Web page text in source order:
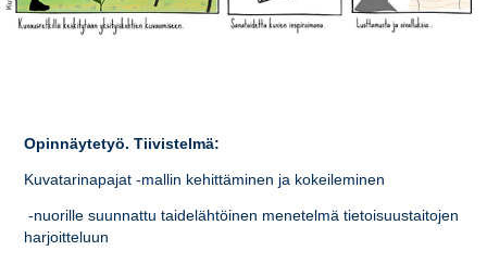
Opinnäytetyö. Tiivistelmä:
Kuvatarinapajat -mallin kehittäminen ja kokeileminen
­ -nuorille suunnattu taidelähtöinen menetelmä tietoisuustaitojen
harjoitteluun